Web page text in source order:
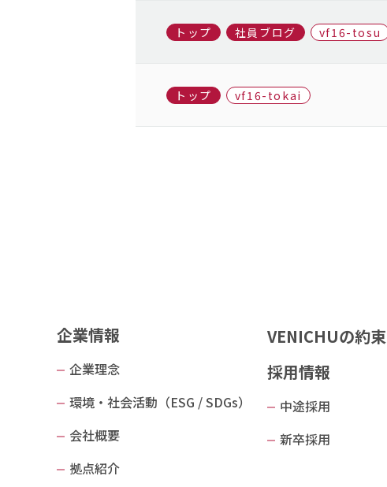
トップ 社員ブログ vf16-tosu
トップ vf16-tokai
企業情報
企業理念
環境・社会活動（ESG / SDGs）
会社概要
拠点紹介
VENICHUの約束
採用情報
中途採用
新卒採用